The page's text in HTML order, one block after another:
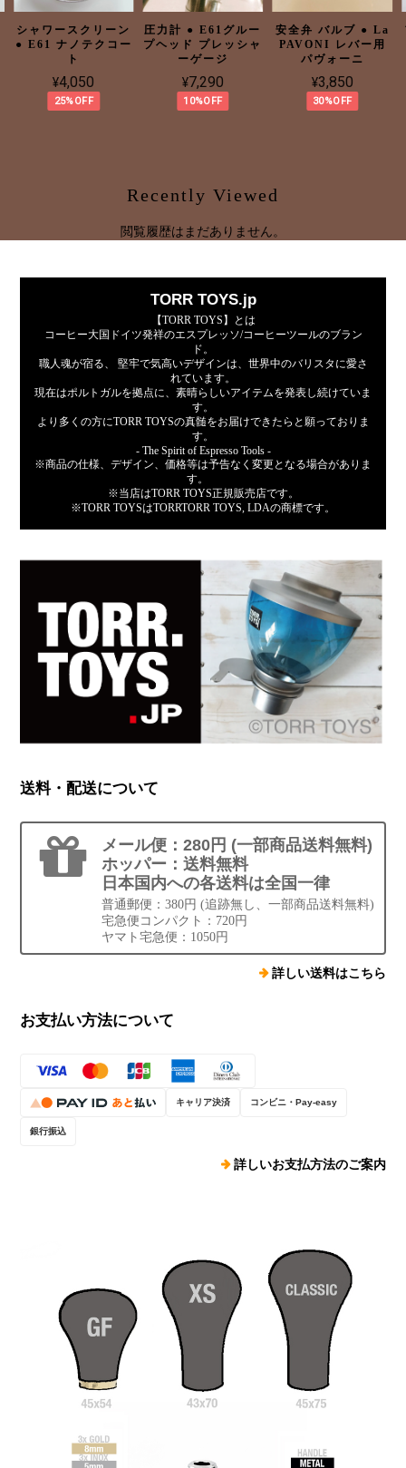
シャワースクリーン
● E61 ナノテクコー
ト
¥4,050
25%OFF
圧力計 ● E61グルー
プヘッド プレッシャ
ーゲージ
¥7,290
10%OFF
安全弁 バルブ ● La
PAVONI レバー用
パヴォーニ
¥3,850
30%OFF
Recently Viewed
閲覧履歴はまだありません。
TORR TOYS.jp
【TORR TOYS】とは
コーヒー大国ドイツ発祥のエスプレッソ/コーヒーツールのブラン
ド。
職人魂が宿る、 堅牢で気高いデザインは、世界中のバリスタに愛さ
れています。
現在はポルトガルを拠点に、素晴らしいアイテムを発表し続けていま
す。
より多くの方にTORR TOYSの真髄をお届けできたらと願っておりま
す。
- The Spirit of Espresso Tools -
※商品の仕様、デザイン、価格等は予告なく変更となる場合がありま
す。
※当店はTORR TOYS正規販売店です。
※TORR TOYSはTORRTORR TOYS, LDAの商標です。
送料・配送について
メール便：280円 (一部商品送料無料)
ホッパー：送料無料
日本国内への各送料は全国一律
普通郵便：380円 (追跡無し、一部商品送料無料)
宅急便コンパクト：720円
ヤマト宅急便：1050円
詳しい送料はこちら
お支払い方法について
キャリア決済 コンビニ・Pay-easy
銀行振込
詳しいお支払方法のご案内